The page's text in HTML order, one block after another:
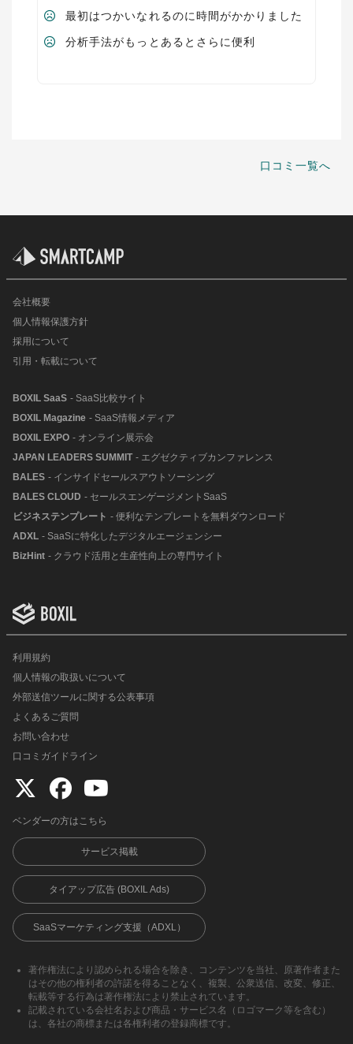
最初はつかいなれるのに時間がかかりました
分析手法がもっとあるとさらに便利
口コミ一覧へ
会社概要
個人情報保護方針
採用について
引用・転載について
BOXIL SaaS - SaaS比較サイト
BOXIL Magazine - SaaS情報メディア
BOXIL EXPO - オンライン展示会
JAPAN LEADERS SUMMIT - エグゼクティブカンファレンス
BALES - インサイドセールスアウトソーシング
BALES CLOUD - セールスエンゲージメントSaaS
ビジネステンプレート - 便利なテンプレートを無料ダウンロード
ADXL - SaaSに特化したデジタルエージェンシー
BizHint - クラウド活用と生産性向上の専門サイト
利用規約
個人情報の取扱いについて
外部送信ツールに関する公表事項
よくあるご質問
お問い合わせ
口コミガイドライン
ベンダーの方はこちら
サービス掲載
タイアップ広告 (BOXIL Ads)
SaaSマーケティング支援（ADXL）
著作権法により認められる場合を除き、コンテンツを当社、原著作者また
はその他の権利者の許諾を得ることなく、複製、公衆送信、改変、修正、
転載等する行為は著作権法により禁止されています。
記載されている会社名および商品・サービス名（ロゴマーク等を含む）
は、各社の商標または各権利者の登録商標です。